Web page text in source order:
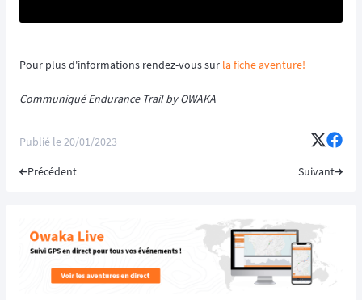
Pour plus d'informations rendez-vous sur la fiche aventure!
Communiqué Endurance Trail by OWAKA
Publié le20/01/2023
Précédent Suivant